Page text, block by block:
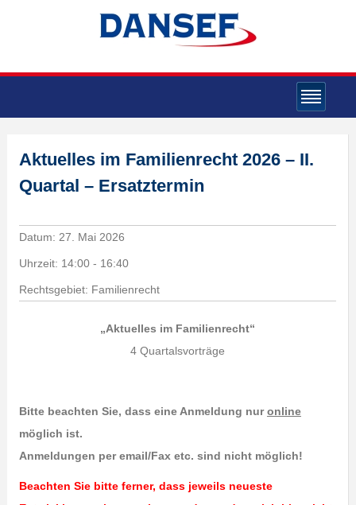
Aktuelles im Familienrecht 2026 – II.
Quartal – Ersatztermin
Datum: 27. Mai 2026
Uhrzeit: 14:00 - 16:40
Rechtsgebiet: Familienrecht
„Aktuelles im Familienrecht“
4 Quartalsvorträge
Bitte beachten Sie, dass eine Anmeldung nuronline
möglich ist.
Anmeldungen per email/Fax etc. sind nicht möglich!
Beachten Sie bitte ferner, dass jeweils neueste